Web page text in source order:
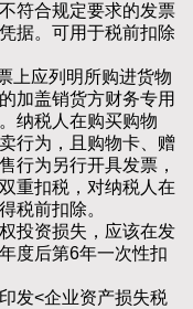
符合规定要求的发票
据。可用于税前扣除
应列明所购进货物
加盖销货方财务专用
纳税人在购买购物
行为，且购物卡、赠
行为另行开具发票，
重扣税，对纳税人在
税前扣除。
资损失，应该在发
度后第6年一次性扣
发<企业资产损失税